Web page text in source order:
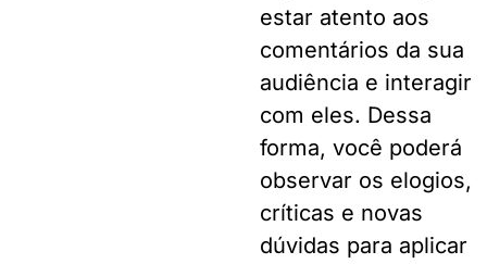
estar atento aos
comentários da sua
audiência e interagir
com eles. Dessa
forma, você poderá
observar os elogios,
críticas e novas
dúvidas para aplicar